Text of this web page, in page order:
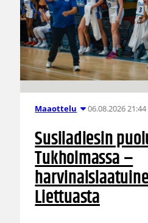
Maaottelu 06.08.2026 21:44
Susiladiesin
Tukholmassa –
Liettuasta